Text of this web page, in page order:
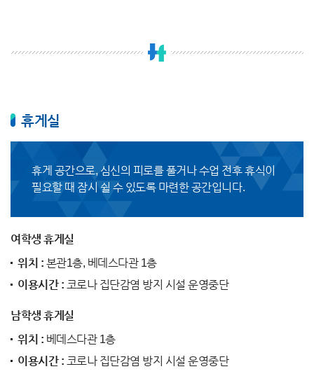
휴게실
휴게 공간으로, 심신의 피로를 풀거나 수업 전후 휴식이
필요할 때 잠시 쉴 수 있도록 마련한 공간입니다.
여학생 휴게실
위치 : 본관1층, 베데스다관 1층
이용시간 : 코로나 집단감염 방지 시설 운영중단
남학생 휴게실
위치 : 베데스다관 1층
이용시간 : 코로나 집단감염 방지 시설 운영중단